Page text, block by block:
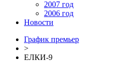
2007 год
2006 год
Новости
График премьер
>
ЕЛКИ-9